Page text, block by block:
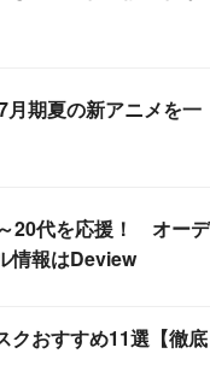
月期夏の新アニメを一
20代を応援！ オーデ
情報はDeview
クおすすめ11選【徹底